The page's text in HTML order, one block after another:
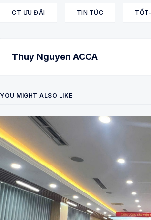
CT ƯU ĐÃI TIN TỨC
Thuy Nguyen ACCA
YOU MIGHT ALSO LIKE